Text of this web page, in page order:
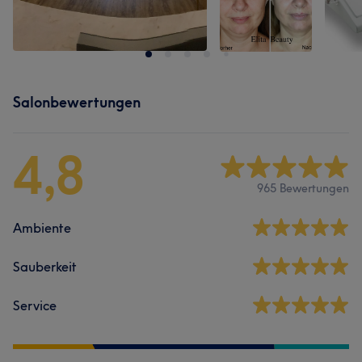
Salonbewertungen
4,8 965 Bewertungen
Ambiente
Sauberkeit
Service